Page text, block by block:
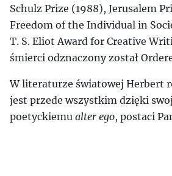
Schulz Prize (1988), Jerusalem
Freedom of the Individual in
T. S. Eliot Award for Creative
śmierci odznaczony został
W literaturze światowej Herbert
jest przede wszystkim dzięki
poetyckiemu alter ego, postaci